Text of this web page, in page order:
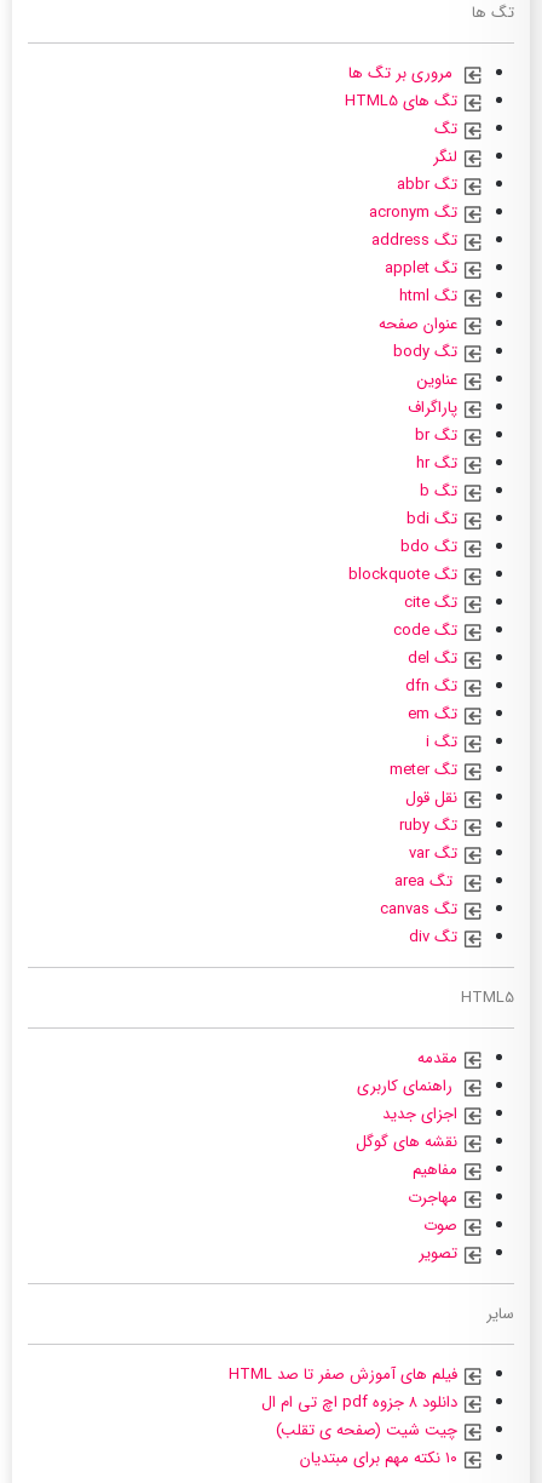
تگ ها
مروری بر تگ ها
تگ های HTML5
تگ
لنگر
تگ abbr
تگ acronym
تگ address
تگ applet
تگ html
عنوان صفحه
تگ body
عناوین
پاراگراف
تگ br
تگ hr
تگ b
تگ bdi
تگ bdo
تگ blockquote
تگ cite
تگ code
تگ del
تگ dfn
تگ em
تگ i
تگ meter
نقل قول
تگ ruby
تگ var
تگ area
تگ canvas
تگ div
HTML5
مقدمه
راهنمای کاربری
اجزای جدید
نقشه های گوگل
مفاهیم
مهاجرت
صوت
تصویر
سایر
فیلم های آموزش صفر تا صد HTML
دانلود ۸ جزوه pdf اچ تی ام ال
چیت شیت (صفحه ی تقلب)